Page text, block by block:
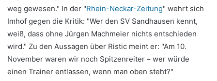
weg gewesen." In der "Rhein-Neckar-Zeitung" wehrt sich
Imhof gegen die Kritik: "Wer den SV Sandhausen kennt,
weiß, dass ohne Jürgen Machmeier nichts entschieden
wird." Zu den Aussagen über Ristic meint er: "Am 10.
November waren wir noch Spitzenreiter – wer würde
einen Trainer entlassen, wenn man oben steht?"